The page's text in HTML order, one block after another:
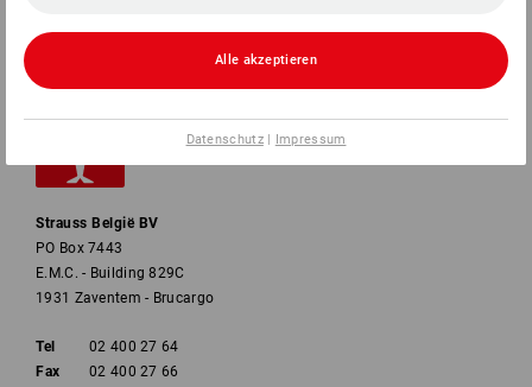
Strauss België BV
PO Box 7443
E.M.C. - Building 829C
1931 Zaventem - Brucargo
Tel
02 400 27 64
Fax
02 400 27 66
Alle akzeptieren
Datenschutz| Impressum